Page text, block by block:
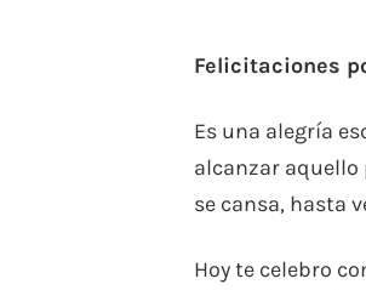
Felicitaciones
Es una alegría
alcanzar aquello
se cansa, hasta
Hoy te celebro